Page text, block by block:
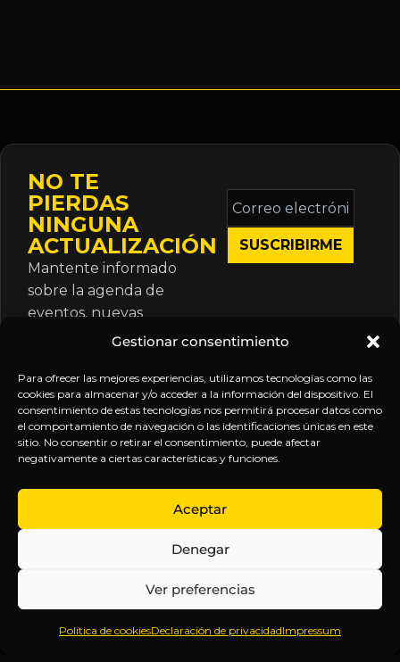
Gestionar consentimiento
Para ofrecer las mejores experiencias, utilizamos tecnologías como las
cookies para almacenar y/o acceder a la información del dispositivo. El
consentimiento de estas tecnologías nos permitirá procesar datos como
el comportamiento de navegación o las identificaciones únicas en este
sitio. No consentir o retirar el consentimiento, puede afectar
negativamente a ciertas características y funciones.
Aceptar
Denegar
Ver preferencias
Política de cookiesDeclaración de privacidadImpressum
NO TE
PIERDAS
NINGUNA
ACTUALIZACIÓN
Mantente informado
sobre la agenda de
eventos, nuevas
publicaciones y
suscripción.
Correo
electrónico
*
Inteligencia
Anticipándonos
EXPLORA
Inicio
Sobre
Contenido
Webinars
LEGAL
Política
de
Términos y
Aviso
SÍGUENOS